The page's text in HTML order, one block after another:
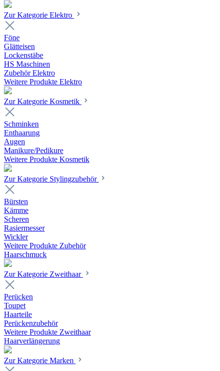
Zur Kategorie Elektro
Föne
Glätteisen
Lockenstäbe
HS Maschinen
Zubehör Elektro
Weitere Produkte Elektro
Zur Kategorie Kosmetik
Schminken
Enthaarung
Augen
Manikure/Pedikure
Weitere Produkte Kosmetik
Zur Kategorie Stylingzubehör
Bürsten
Kämme
Scheren
Rasiermesser
Wickler
Weitere Produkte Zubehör
Haarschmuck
Zur Kategorie Zweithaar
Perücken
Toupet
Haarteile
Perückenzubehör
Weitere Produkte Zweithaar
Haarverlängerung
Zur Kategorie Marken